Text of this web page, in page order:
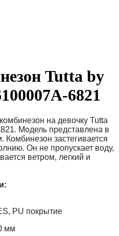
Tutta by
6821
на девочку Tutta
Модель представлена в
Комбинезон застегивается
Он не пропускает воду,
ветром, легкий и
PU покрытие
мм